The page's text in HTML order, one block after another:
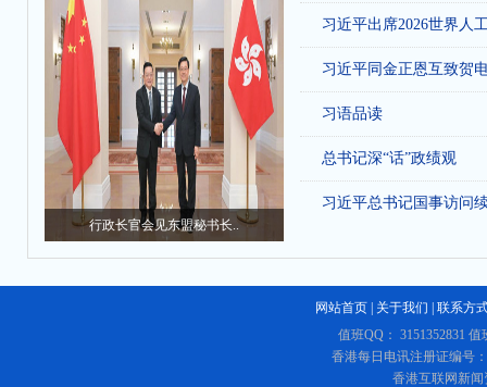
行政长官会见东盟秘书长..
习近平出席2026世界人
习近平同金正恩互致贺
习语品读
总书记深“话”政绩观
习近平总书记国事访问
网站首页 关于我们
联系方
值班QQ： 3151352831
香港每日电讯注册证编号
香港互联网新闻